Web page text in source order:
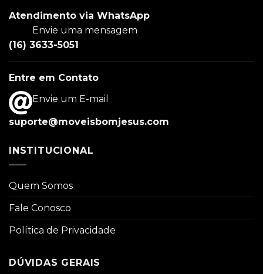
Atendimento via WhatsApp
Envie uma mensagem
(16) 3633-5051
Entre em Contato
Envie um E-mail
suporte@moveisbomjesus.com
INSTITUCIONAL
Quem Somos
Fale Conosco
Política de Privacidade
DÚVIDAS GERAIS